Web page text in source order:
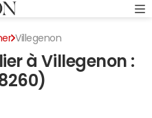
Villegenon
à Villegenon :